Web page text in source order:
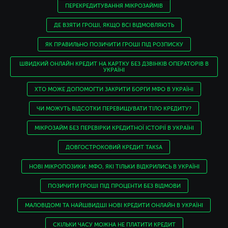
Кредитодавця.
4. Для прийняття усвідомленого рішення
щодо отримання споживчого кредиту на
запропонованих умовах споживач має право
розглянути альтернативні різновиди
споживчих кредитів та фінансових установ.
5. Кредитодавець згідно законодавства
України має право вносити зміни до
укладених зі споживачами договорів про
споживчий кредит тільки за згодою сторін.
6. Споживач має можливість відмовитися від
отримання рекламних матеріалів каналами
дистанційного електронного обслуговування,
а саме шляхом направлення відповідного
звернення на адресу електронної пошти
Кредитодавцяinfo@creditbox.in.ua.
ПЕРЕКРЕДИТУВАННЯ МІКРОЗАЙМІВ
ДЕ ВЗЯТИ ГРОШІ, ЯКЩО ВСІ ВІДМОВЛЯЮТЬ
ЯК ПРАВИЛЬНО ПОЗИЧИТИ ГРОШІ ПІД РОЗПИСКУ
ШВИДКИЙ ОНЛАЙН КРЕДИТ НА КАРТКУ БЕЗ ДЗВІНКІВ ОПЕРАТОРІВ В
УКРАЇНІ
ХТО МОЖЕ ДОПОМОГТИ ЗАКРИТИ БОРГИ МФО В УКРАЇНІ
ЧИ МОЖУТЬ ВІДСОТКИ ПЕРЕВИЩУВАТИ ТІЛО КРЕДИТУ?
МІКРОЗАЙМ БЕЗ ПЕРЕВІРКИ КРЕДИТНОЇ ІСТОРІЇ В УКРАЇНІ
ДОВГОСТРОКОВИЙ КРЕДИТ TAKSA
НОВІ МІКРОПОЗИКИ: МФО, ЯКІ ТІЛЬКИ ВІДКРИЛИСЬ В УКРАЇНІ
ПОЗИЧИТИ ГРОШІ ПІД ПРОЦЕНТИ БЕЗ ВІДМОВИ
МАЛОВІДОМІ ТА НАЙШВИДШІ НОВІ КРЕДИТИ ОНЛАЙН В УКРАЇНІ
СКІЛЬКИ ЧАСУ МОЖНА НЕ ПЛАТИТИ КРЕДИТ